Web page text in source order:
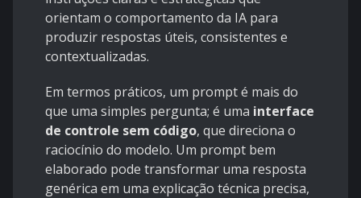
orientam o comportamento da IA para
produzir respostas úteis, consistentes e
contextualizadas.
Em termos práticos, um prompt é mais do
que uma simples pergunta; é uma interface
de controle sem código, que direciona o
raciocínio do modelo. Um prompt bem
elaborado pode transformar uma resposta
genérica em uma explicação técnica precisa,